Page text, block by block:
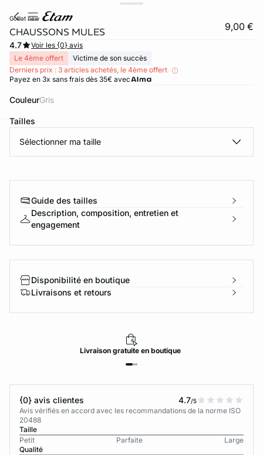
golliat new
CHAUSSONS MULES 9,00 €
4.7
Voir les {0} avis
Le 4ème offert
Victime de son succès
Derniers prix : 3 articles achetés, le 4ème offert
Payez en 3x sans frais dès 35€ avec
Couleur gris
Tailles
Sélectionner ma taille
Guide des tailles
Description, composition, entretien et
engagement
Disponibilité en boutique
Livraisons et retours
Livraisongratuiteen boutique
{0} avis clientes 4.7/5
Avis vérifiés en accord avec les recommandations de la norme ISO
20488
Taille
Petit
Parfaite
Large
Qualité